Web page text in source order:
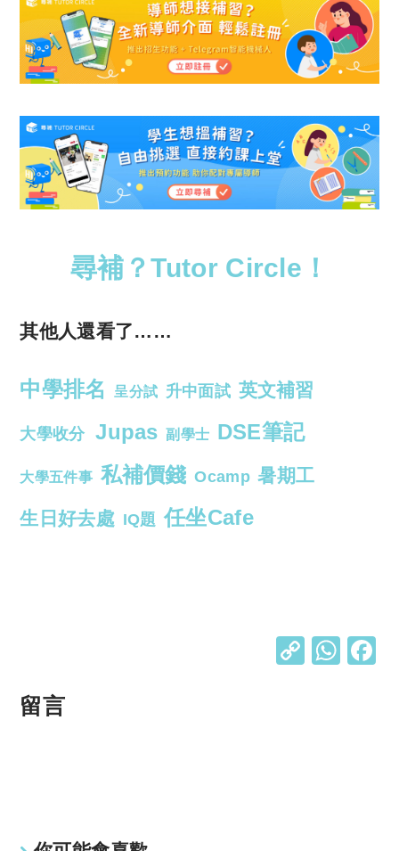
尋補？Tutor Circle！
其他人還看了……
中學排名 呈分試 升中面試 英文補習
大學收分 Jupas 副學士 DSE筆記
大學五件事 私補價錢 Ocamp 暑期工
生日好去處 IQ題 任坐Cafe
C W
留言